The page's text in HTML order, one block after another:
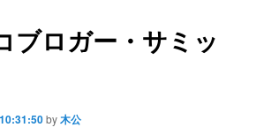
ブロガー・サミッ
by木公